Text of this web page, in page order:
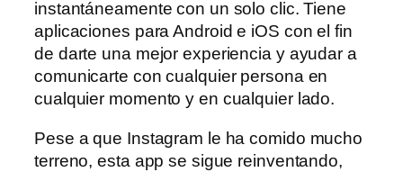
instantáneamente con un solo clic. Tiene
aplicaciones para Android e iOS con el fin
de darte una mejor experiencia y ayudar a
comunicarte con cualquier persona en
cualquier momento y en cualquier lado.
Pese a que Instagram le ha comido mucho
terreno, esta app se sigue reinventando,